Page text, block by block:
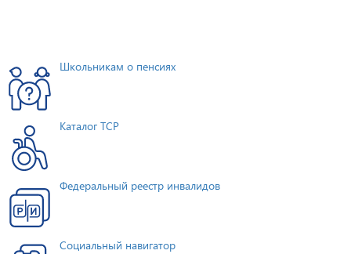
Школьникам о пенсиях
Каталог ТСР
Федеральный реестр инвалидов
Социальный навигатор